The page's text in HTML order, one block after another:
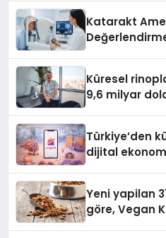
Katarakt
Küresel
9,6 milyar
Türkiye’den
dijital
Yeni yapilan
göre, Vegan